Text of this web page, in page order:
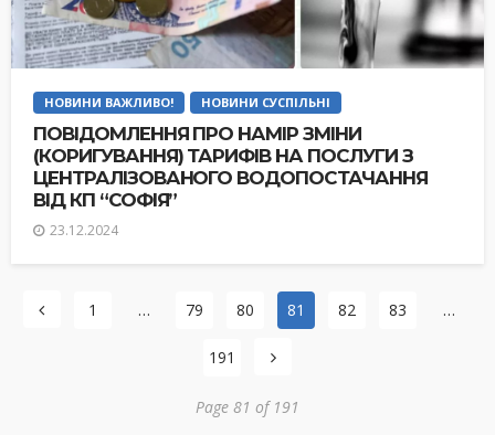
НОВИНИ ВАЖЛИВО! НОВИНИ СУСПІЛЬНІ
ПОВІДОМЛЕННЯ ПРО НАМІР ЗМІНИ
(КОРИГУВАННЯ) ТАРИФІВ НА ПОСЛУГИ З
ЦЕНТРАЛІЗОВАНОГО ВОДОПОСТАЧАННЯ
ВІД КП “СОФІЯ”
23.12.2024
1 … 79 80 81 82 83 …
191
Page 81 of 191